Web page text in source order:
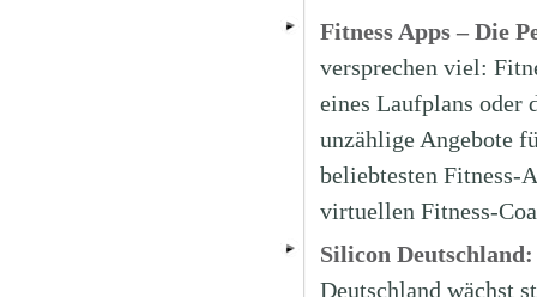
Fitness Apps – Die
versprechen viel:
eines Laufplans oder
unzählige Angebote
beliebtesten Fitness-
virtuellen Fitness-
Silicon
Deutschland wächst